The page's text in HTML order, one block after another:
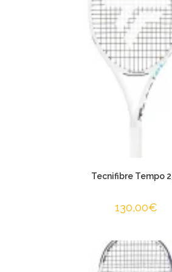
Tecnifibre Tempo
130,00€